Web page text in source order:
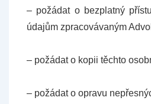
– požádat o bezplatný
údajům zpracovávaným
– požádat o kopii těchto
– požádat o opravu